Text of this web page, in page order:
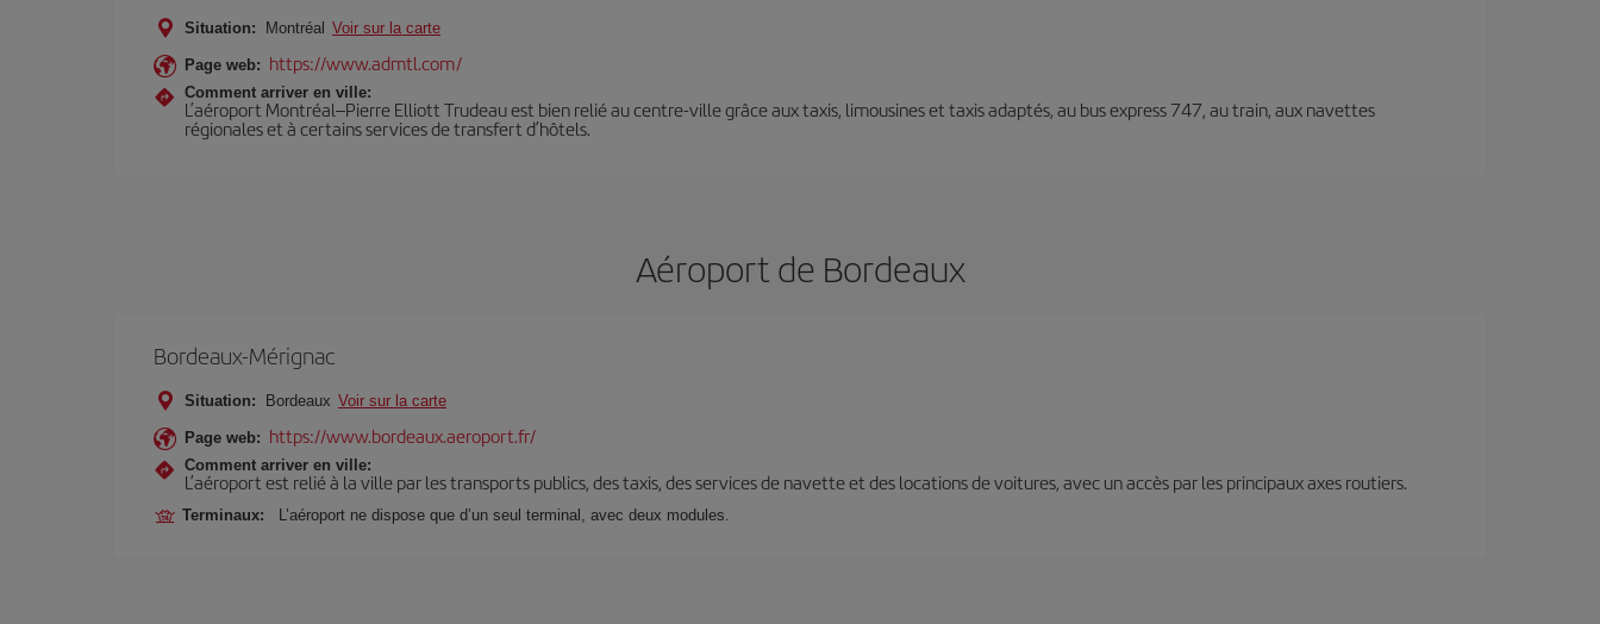
Situation: Montréal Voir sur la carte
Page web: https://www.admtl.com/
Comment arriver en ville:
L’aéroport Montréal–Pierre Elliott Trudeau est bien relié au centre-ville grâce aux taxis, limousines et taxis adaptés, au bus express 747, au train, aux navettes
régionales et à certains services de transfert d’hôtels.
Aéroport de Bordeaux
Bordeaux-Mérignac
Situation: Bordeaux Voir sur la carte
Page web: https://www.bordeaux.aeroport.fr/
Comment arriver en ville:
L’aéroport est relié à la ville par les transports publics, des taxis, des services de navette et des locations de voitures, avec un accès par les principaux axes routiers.
Terminaux: L’aéroport ne dispose que d’un seul terminal, avec deux modules.